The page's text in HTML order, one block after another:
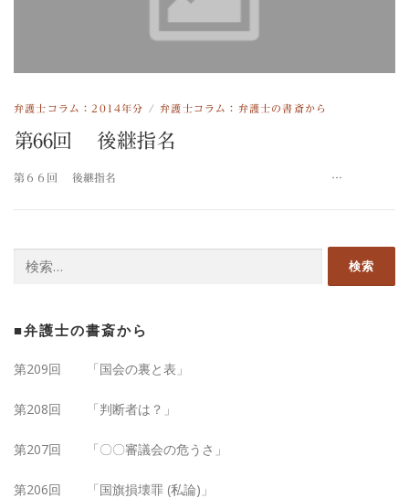
弁護士コラム：2014年分 /弁護士コラム：弁護士の書斎から
第66回 後継指名
第６６回 後継指名 …
索:
■弁護士の書斎から
第209回 「国会の裏と表」
第208回 「判断者は？」
第207回 「〇〇審議会の危うさ」
第206回 「国旗損壊罪 (私論)」